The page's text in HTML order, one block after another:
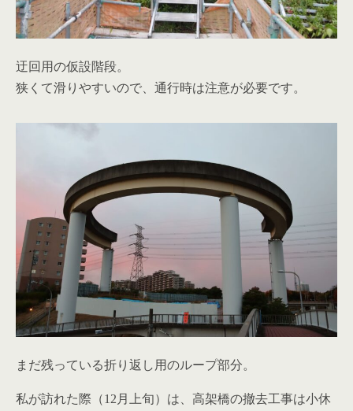
迂回用の仮設階段。
狭くて滑りやすいので、通行時は注意が必要です。
まだ残っている折り返し用のループ部分。
私が訪れた際（12月上旬）は、高架橋の撤去工事は小休